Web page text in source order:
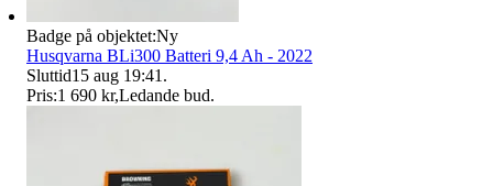
Badge på objektet:Ny
Husqvarna BLi300 Batteri 9,4 Ah - 2022
Sluttid15 aug 19:41 .
Pris:1 690 kr,Ledande bud.